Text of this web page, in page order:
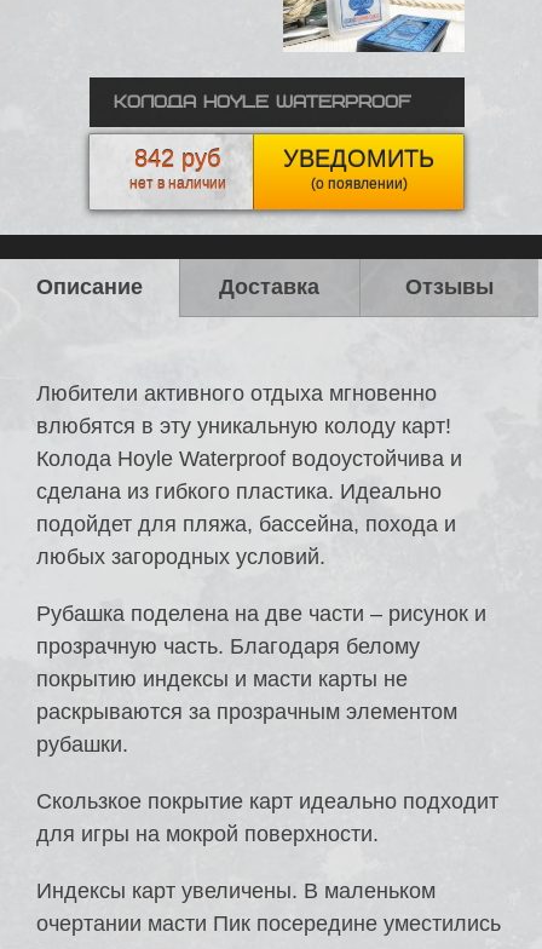
Колода Hoyle Waterproof
УВЕДОМИТЬ
(о появлении)
842 руб
нет в наличии
Описание Доставка Отзывы
Любители активного отдыха мгновенно
влюбятся в эту уникальную колоду карт!
Колода Hoyle Waterproof водоустойчива и
сделана из гибкого пластика. Идеально
подойдет для пляжа, бассейна, похода и
любых загородных условий.
Рубашка поделена на две части – рисунок и
прозрачную часть. Благодаря белому
покрытию индексы и масти карты не
раскрываются за прозрачным элементом
рубашки.
Скользкое покрытие карт идеально подходит
для игры на мокрой поверхности.
Индексы карт увеличены. В маленьком
очертании масти Пик посередине уместились